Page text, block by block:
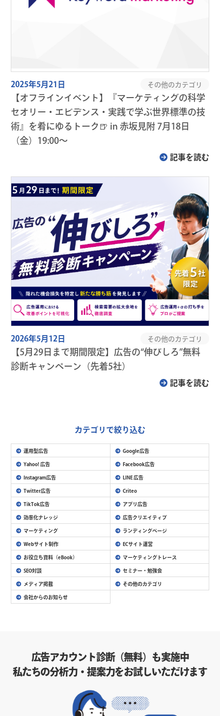
2025年5月21日 その他のカテゴリ
【オフラインイベント】『マーケティングの科学
セオリー・エビデンス・実践で学ぶ世界標準の技
術』を肴にゆるトーク🍺 in 赤坂見附 7月18日
（金）19:00～
記事を読む
2026年5月12日 その他のカテゴリ
【5月29日まで期間限定】広告の“伸びしろ”無料
診断キャンペーン（先着5社）
記事を読む
カテゴリで絞り込む
運用型広告 Google広告
Yahoo! 広告 Facebook広告
Instagram広告 LINE 広告
Twitter広告 Criteo
TikTok広告 アプリ広告
効率化ナレッジ 広告クリエイティブ
マーケティング ランディングページ
Webサイト制作 ECサイト運営
お役立ち資料（eBook） マーケティングトレース
SEO対談 セミナー・勉強会
メディア掲載 その他のカテゴリ
会社からのお知らせ
広告アカウント診断（無料）も実施中
私たちの分析力・提案力をお試しいただけます